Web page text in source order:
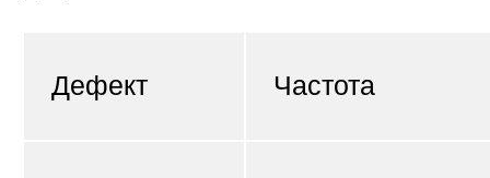
Дефект Частота